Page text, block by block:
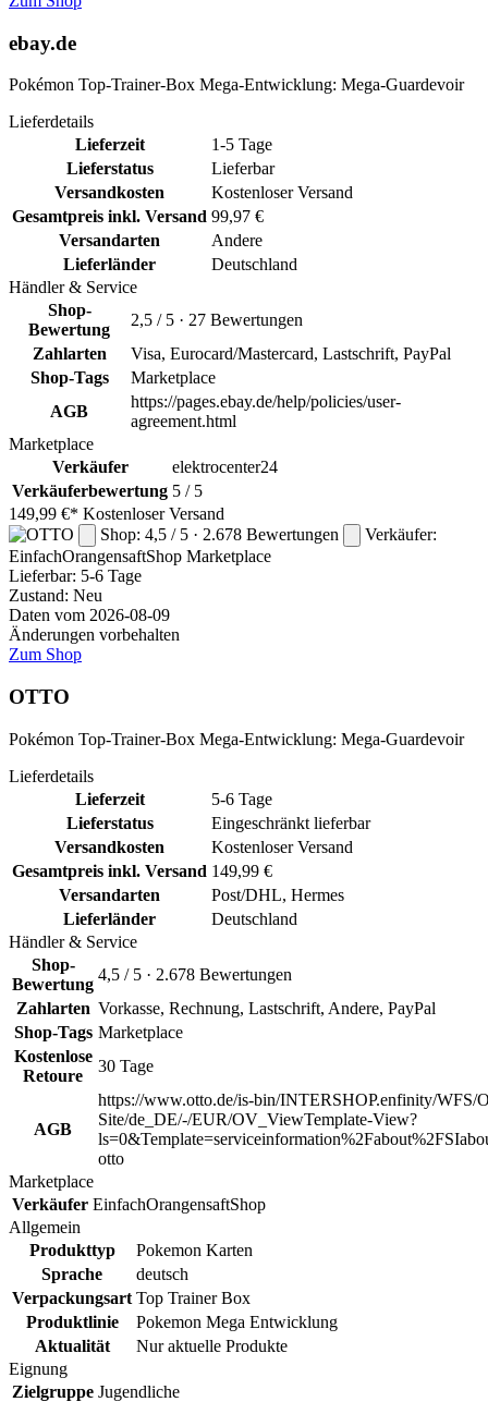
ebay.de
Pokémon Top-Trainer-Box Mega-Entwicklung: Mega-Guardevoir
Lieferdetails
Lieferzeit
1-5 Tage
Lieferstatus
Lieferbar
Versandkosten
Kostenloser Versand
Gesamtpreis inkl. Versand 99,97 €
Versandarten
Andere
Lieferländer
Deutschland
Händler & Service
Shop-
Bewertung
2,5 / 5 · 27 Bewertungen
Zahlarten
Visa, Eurocard/Mastercard, Lastschrift, PayPal
Shop-Tags
Marketplace
AGB
https://pages.ebay.de/help/policies/user-
agreement.html
Marketplace
Verkäufer
elektrocenter24
Verkäuferbewertung 5 / 5
149,99 €* Kostenloser Versand
Shop: 4,5 / 5 · 2.678 Bewertungen
Verkäufer:
EinfachOrangensaftShop Marketplace
Lieferbar: 5-6 Tage
Zustand: Neu
Daten vom 2026-08-09
Änderungen vorbehalten
Zum Shop
OTTO
Pokémon Top-Trainer-Box Mega-Entwicklung: Mega-Guardevoir
Lieferdetails
Lieferzeit
5-6 Tage
Lieferstatus
Eingeschränkt lieferbar
Versandkosten
Kostenloser Versand
Gesamtpreis inkl. Versand 149,99 €
Versandarten
Post/DHL, Hermes
Lieferländer
Deutschland
Händler & Service
Shop-
Bewertung
4,5 / 5 · 2.678 Bewertungen
Zahlarten Vorkasse, Rechnung, Lastschrift, Andere, PayPal
Shop-Tags Marketplace
Kostenlose
Retoure
30 Tage
AGB
https://www.otto.de/is-bin/INTERSHOP.enfinity/WFS/
Site/de_DE/-/EUR/OV_ViewTemplate-View?
otto
Marketplace
Verkäufer EinfachOrangensaftShop
Allgemein
Produkttyp
Pokemon Karten
Sprache
deutsch
Verpackungsart Top Trainer Box
Produktlinie
Pokemon Mega Entwicklung
Aktualität
Nur aktuelle Produkte
Eignung
Zielgruppe Jugendliche